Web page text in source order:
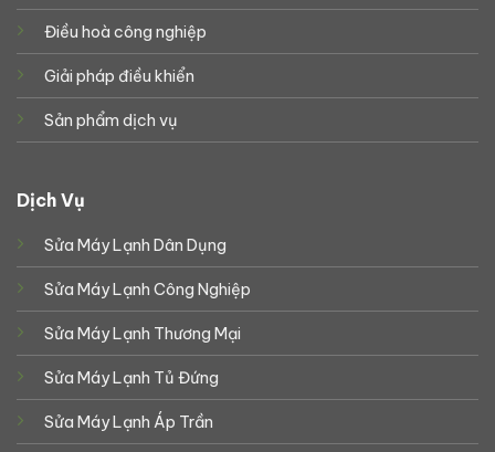
Điều hoà công nghiệp
Giải pháp điều khiển
Sản phẩm dịch vụ
Dịch Vụ
Sửa Máy Lạnh Dân Dụng
Sửa Máy Lạnh Công Nghiệp
Sửa Máy Lạnh Thương Mại
Sửa Máy Lạnh Tủ Đứng
Sửa Máy Lạnh Áp Trần